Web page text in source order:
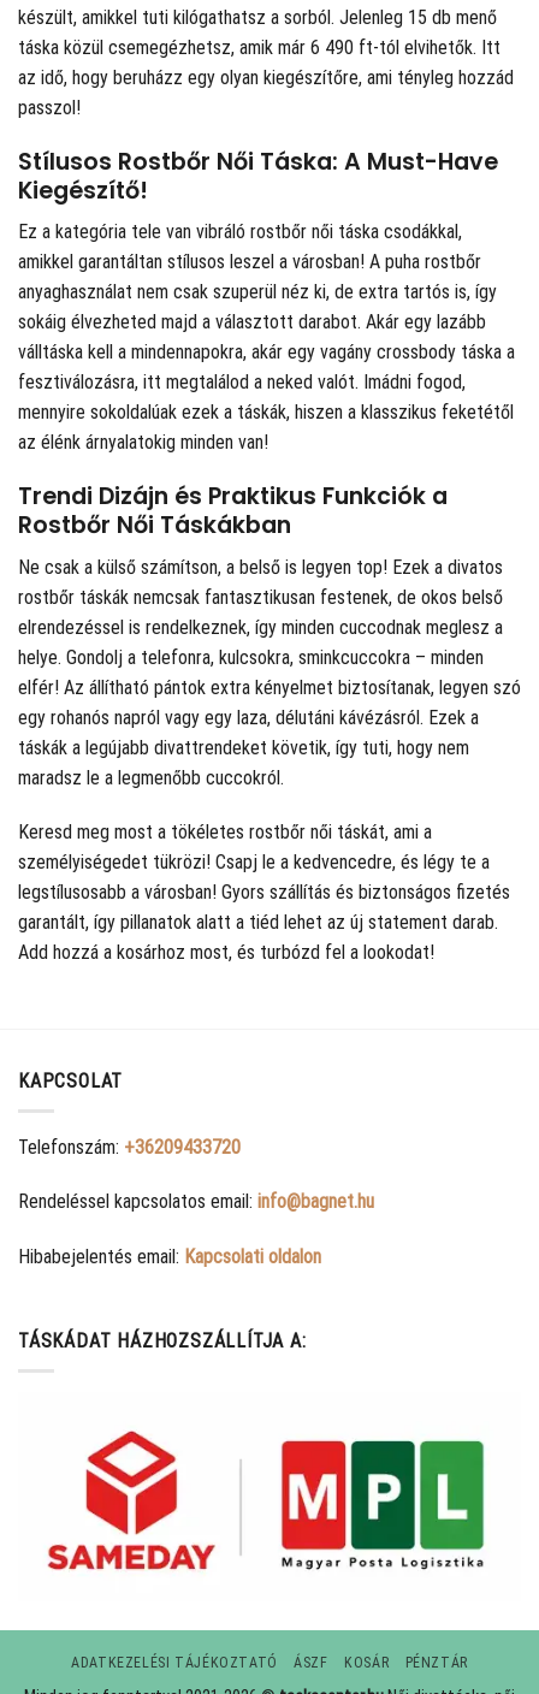
készült, amikkel tuti kilógathatsz a sorból. Jelenleg 15 db menő
táska közül csemegézhetsz, amik már 6 490 ft-tól elvihetők. Itt
az idő, hogy beruházz egy olyan kiegészítőre, ami tényleg hozzád
passzol!
Stílusos Rostbőr Női Táska: A Must-Have
Kiegészítő!
Ez a kategória tele van vibráló rostbőr női táska csodákkal,
amikkel garantáltan stílusos leszel a városban! A puha rostbőr
anyaghasználat nem csak szuperül néz ki, de extra tartós is, így
sokáig élvezheted majd a választott darabot. Akár egy lazább
válltáska kell a mindennapokra, akár egy vagány crossbody táska a
fesztiválozásra, itt megtalálod a neked valót. Imádni fogod,
mennyire sokoldalúak ezek a táskák, hiszen a klasszikus feketétől
az élénk árnyalatokig minden van!
Trendi Dizájn és Praktikus Funkciók a
Rostbőr Női Táskákban
Ne csak a külső számítson, a belső is legyen top! Ezek a divatos
rostbőr táskák nemcsak fantasztikusan festenek, de okos belső
elrendezéssel is rendelkeznek, így minden cuccodnak meglesz a
helye. Gondolj a telefonra, kulcsokra, sminkcuccokra – minden
elfér! Az állítható pántok extra kényelmet biztosítanak, legyen szó
egy rohanós napról vagy egy laza, délutáni kávézásról. Ezek a
táskák a legújabb divattrendeket követik, így tuti, hogy nem
maradsz le a legmenőbb cuccokról.
Keresd meg most a tökéletes rostbőr női táskát, ami a
személyiségedet tükrözi! Csapj le a kedvencedre, és légy te a
legstílusosabb a városban! Gyors szállítás és biztonságos fizetés
garantált, így pillanatok alatt a tiéd lehet az új statement darab.
Add hozzá a kosárhoz most, és turbózd fel a lookodat!
KAPCSOLAT
Telefonszám: +36209433720
Rendeléssel kapcsolatos email: info@bagnet.hu
Hibabejelentés email: Kapcsolati oldalon
TÁSKÁDAT HÁZHOZSZÁLLÍTJA A:
ADATKEZELÉSI TÁJÉKOZTATÓ ÁSZF KOSÁR PÉNZTÁR